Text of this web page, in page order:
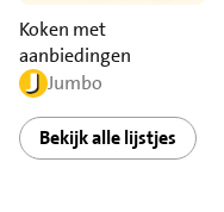
Koken met
aanbiedingen
Jumbo
Bekijk alle lijstjes